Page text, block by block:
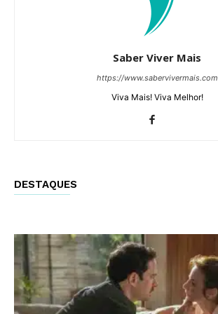
Saber Viver Mais
https://www.sabervivermais.com
Viva Mais! Viva Melhor!
DESTAQUES